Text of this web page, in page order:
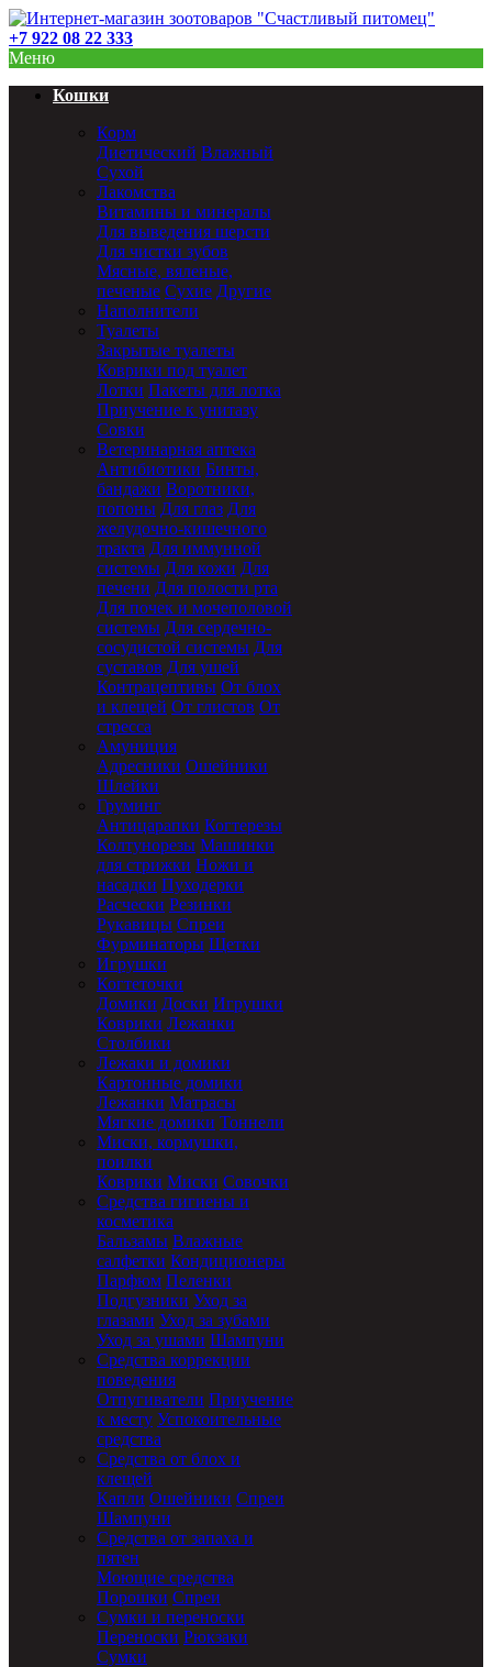
+7 922 08 22 333
Меню
Кошки
Корм
Диетический Влажный
Сухой
Лакомства
Витамины и минералы
Для выведения шерсти
Для чистки зубов
Мясные, вяленые,
печеные Сухие Другие
Наполнители
Туалеты
Закрытые туалеты
Коврики под туалет
Лотки Пакеты для лотка
Приучение к унитазу
Совки
Ветеринарная аптека
Антибиотики Бинты,
бандажи Воротники,
попоны Для глаз Для
желудочно-кишечного
тракта Для иммунной
системы Для кожи Для
печени Для полости рта
Для почек и мочеполовой
системы Для сердечно-
сосудистой системы Для
суставов Для ушей
Контрацептивы От блох
и клещей От глистов От
стресса
Амуниция
Адресники Ошейники
Шлейки
Груминг
Антицарапки Когтерезы
Колтунорезы Машинки
для стрижки Ножи и
насадки Пуходерки
Расчески Резинки
Рукавицы Спреи
Фурминаторы Щетки
Игрушки
Когтеточки
Домики Доски Игрушки
Коврики Лежанки
Столбики
Лежаки и домики
Картонные домики
Лежанки Матрасы
Мягкие домики Тоннели
Миски, кормушки,
поилки
Коврики Миски Совочки
Средства гигиены и
косметика
Бальзамы Влажные
салфетки Кондиционеры
Парфюм Пеленки
Подгузники Уход за
глазами Уход за зубами
Уход за ушами Шампуни
Средства коррекции
поведения
Отпугиватели Приучение
к месту Успокоительные
средства
Средства от блох и
клещей
Капли Ошейники Спреи
Шампуни
Средства от запаха и
пятен
Моющие средства
Порошки Спреи
Сумки и переноски
Переноски Рюкзаки
Сумки